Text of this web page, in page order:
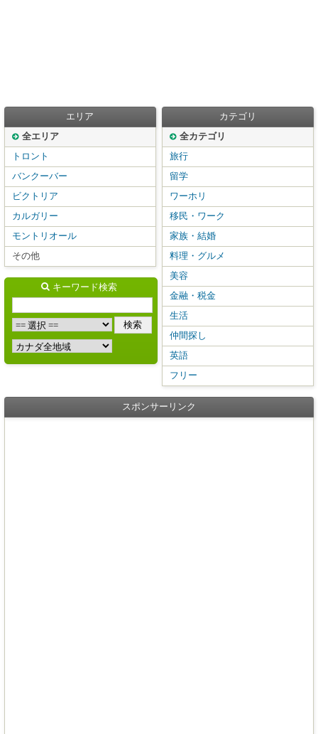
エリア
全エリア
トロント
バンクーバー
ビクトリア
カルガリー
モントリオール
その他
カテゴリ
全カテゴリ
旅行
留学
ワーホリ
移民・ワーク
家族・結婚
料理・グルメ
美容
金融・税金
生活
仲間探し
英語
フリー
キーワード検索
スポンサーリンク